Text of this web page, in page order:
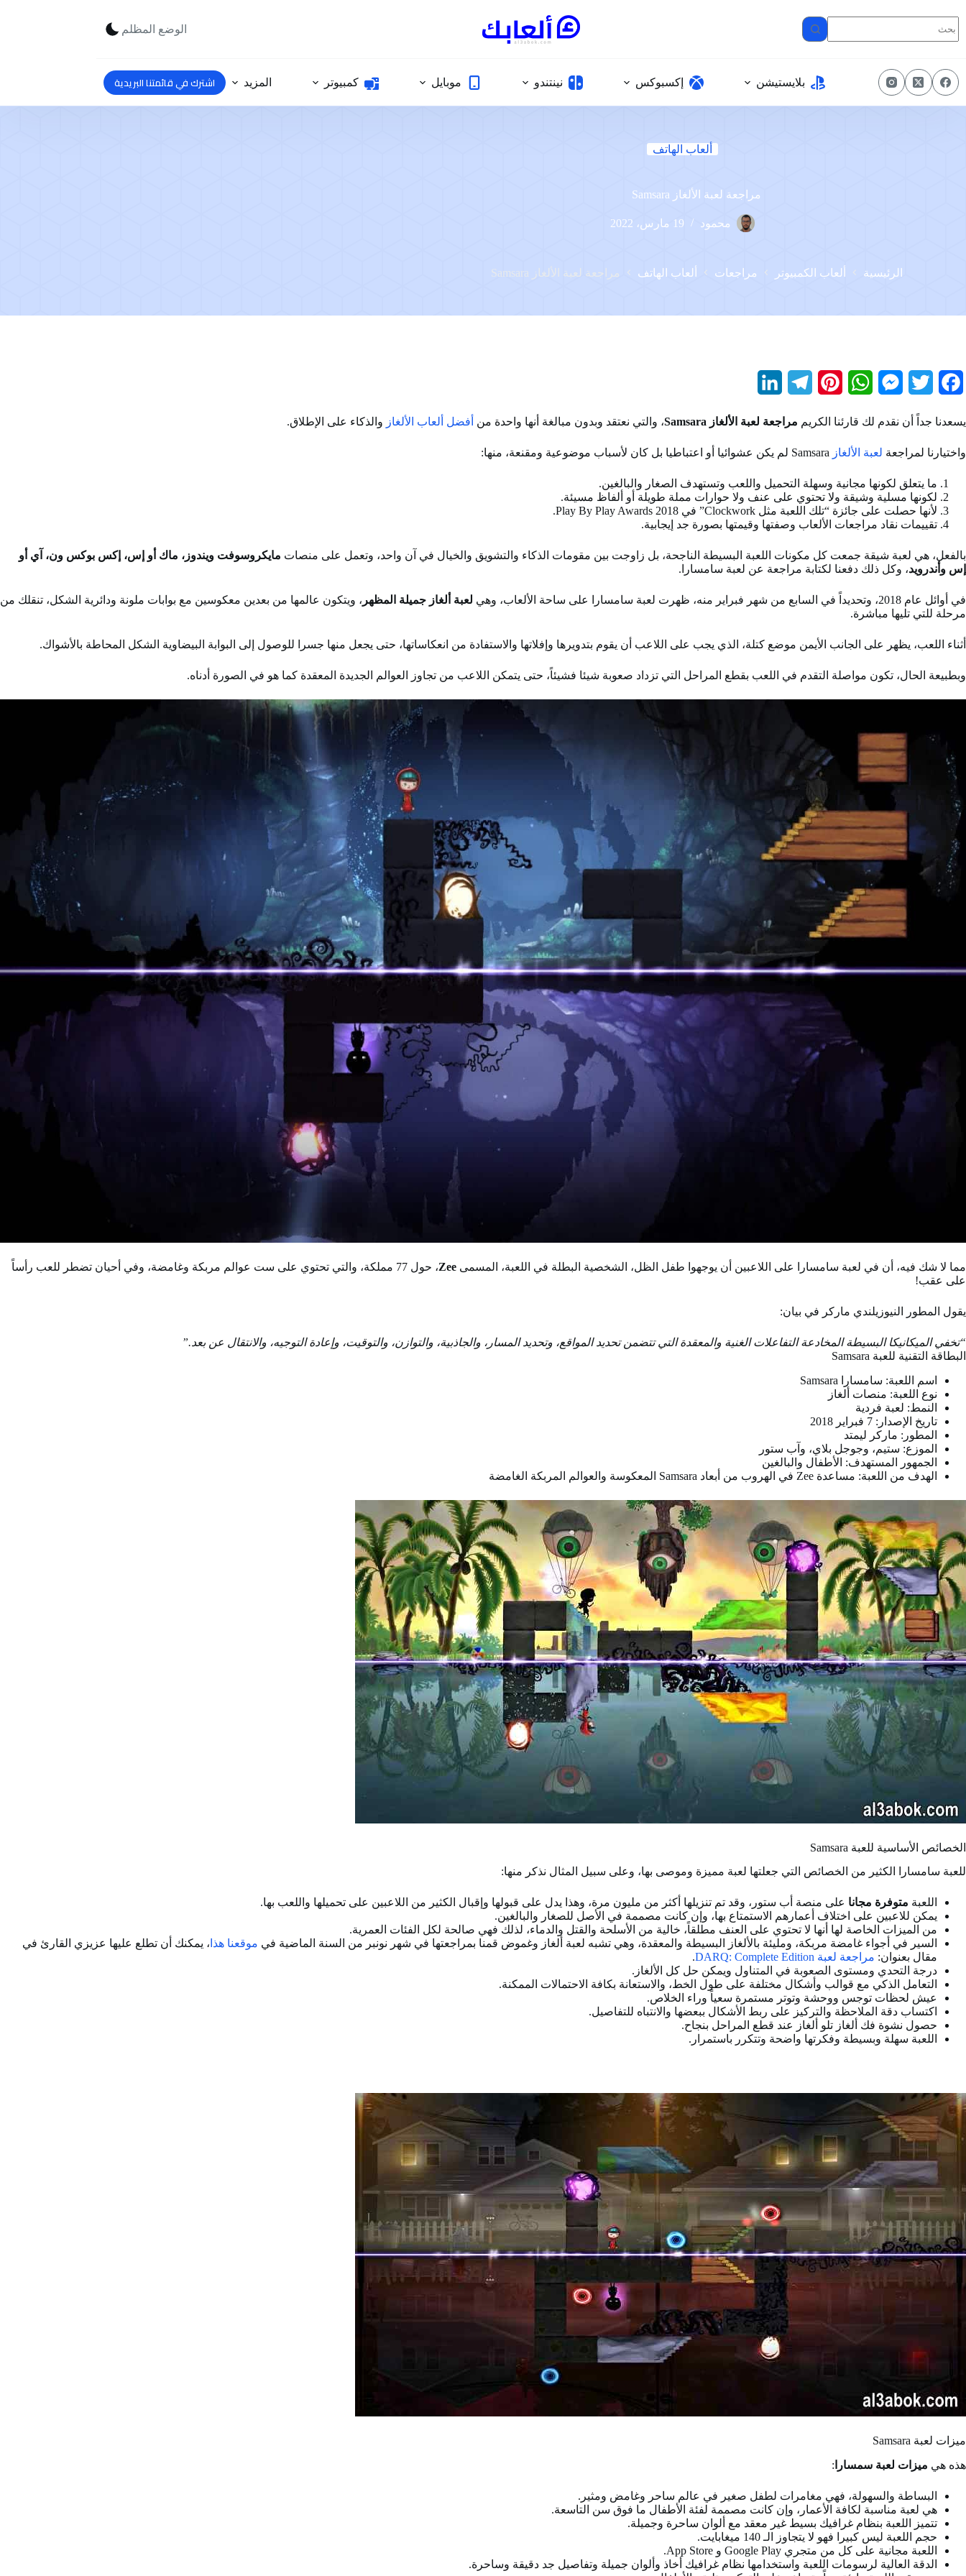
إلى
المحتوى
الوضع المظلم
بلايستيشن إكسبوكس نينتندو موبايل كمبيوتر المزيد اشترك في قائمتنا البريدية
ألعاب الهاتف
مراجعة لعبة الألغاز Samsara
محمود 19 مارس، 2022
الرئيسية ألعاب الكمبيوتر مراجعات ألعاب الهاتف مراجعة لعبة الألغاز Samsara
e
o
o
i
t
t
e
r
M
s
n
g
e
r
W
a
t
s
A
p
p
n
t
r
e
l
e
g
r
a
m
k
e
d
I
n
يسعدنا جداً أن نقدم لك قارئنا الكريم مراجعة لعبة الألغاز Samsara ، والتي نعتقد وبدون مبالغة أنها واحدة من أفضل ألعاب الألغاز والذكاء على الإطلاق.
واختيارنا لمراجعة لعبة الألغاز
ما يتعلق لكونها مجانية وسهلة التحميل واللعب وتستهدف الصغار والبالغين.
لكونها مسلية وشيقة ولا تحتوي على عنف ولا حوارات مملة طويلة أو ألفاظ مسيئة.
لأنها حصلت على جائزة “تلك اللعبة مثل Clockwork” في Play By Play Awards 2018.
تقييمات نقاد مراجعات الألعاب وصفتها وقيمتها بصورة جد إيجابية.
بالفعل، هي لعبة شيقة جمعت كل مكونات اللعبة البسيطة الناجحة، بل زاوجت بين مقومات الذكاء والتشويق والخيال في آن واحد، وتعمل على منصات مايكروسوفت ويندوز، ماك أو إس، إكس بوكس ون، آي أو
إس وأندرويد، وكل ذلك دفعنا لكتابة مراجعة عن لعبة سامسارا.
في أوائل عام 2018، وتحديداً في السابع من شهر فبراير منه، ظهرت لعبة سامسارا على ساحة الألعاب، وهي لعبة ألغاز جميلة المظهر ، ويتكون عالمها من بعدين معكوسين مع بوابات ملونة ودائرية الشكل، تنقلك من
مرحلة للتي تليها مباشرة.
أثناء اللعب، يظهر على الجانب الأيمن موضع كتلة، الذي يجب على اللاعب أن يقوم بتدويرها وإفلاتها والاستفادة من انعكاساتها، حتى يجعل منها جسرا للوصول إلى البوابة البيضاوية الشكل المحاطة بالأشواك.
وبطبيعة الحال، تكون مواصلة التقدم في اللعب بقطع المراحل التي تزداد صعوبة شيئا فشيئاً، حتى يتمكن اللاعب من تجاوز العوالم الجديدة المعقدة كما هو في الصورة أدناه.
مما لا شك فيه، أن في لعبة سامسارا على اللاعبين أن يوجهوا طفل الظل، الشخصية البطلة في اللعبة، المسمى
، حول 77 مملكة، والتي تحتوي على ست عوالم مربكة وغامضة، وفي أحيان تضطر للعب رأساً
على عقب!
يقول المطور النيوزيلندي ماركر في بيان:
“تخفي الميكانيكا البسيطة المخادعة التفاعلات الغنية والمعقدة التي تتضمن تحديد المواقع، وتحديد المسار، والجاذبية، والتوازن، والتوقيت، وإعادة التوجيه، والانتقال عن بعد.”
البطاقة التقنية للعبة Samsara
اسم اللعبة: سامسارا
Samsara
نوع اللعبة: منصات ألغاز
النمط: لعبة فردية
تاريخ الإصدار: 7 فبراير 2018
المطور: ماركر ليمتد
الموزع: ستيم، وجوجل بلاي، وآب ستور
الجمهور المستهدف: الأطفال والبالغين
الهدف من اللعبة: مساعدة Zee في الهروب من أبعاد Samsara المعكوسة والعوالم المربكة الغامضة
الخصائص الأساسية للعبة Samsara
للعبة سامسارا الكثير من الخصائص التي جعلتها لعبة مميزة وموصى بها، وعلى سبيل المثال نذكر منها:
اللعبة متوفرة مجانا على منصة أب ستور، وقد تم تنزيلها أكثر من مليون مرة، وهذا يدل على قبولها وإقبال الكثير من اللاعبين على تحميلها واللعب بها.
يمكن للاعبين على اختلاف أعمارهم الاستمتاع بها، وإن كانت مصممة في الأصل للصغار والبالغين.
من الميزات الخاصة لها أنها لا تحتوي على العنف مطلقاً، خالية من الأسلحة والقتل والدماء، لذلك فهي صالحة لكل الفئات العمرية.
السير في أجواء غامضة مربكة، ومليئة بالألغاز البسيطة والمعقدة، وهي تشبه لعبة ألغاز وغموض قمنا بمراجعتها في شهر نونبر من السنة الماضية في موقعنا هذا ، يمكنك أن تطلع عليها عزيزي القارئ في
مقال بعنوان: مراجعة لعبة DARQ: Complete Edition
.
درجة التحدي ومستوى الصعوبة في المتناول ويمكن حل كل الألغاز.
التعامل الذكي مع قوالب وأشكال مختلفة على طول الخط، والاستعانة بكافة الاحتمالات الممكنة.
عيش لحظات توجس ووحشة وتوتر مستمرة سعياً وراء الخلاص.
اكتساب دقة الملاحظة والتركيز على ربط الأشكال ببعضها والانتباه للتفاصيل.
حصول نشوة فك ألغاز تلو ألغاز عند قطع المراحل بنجاح.
اللعبة سهلة وبسيطة وفكرتها واضحة وتتكرر باستمرار.
ميزات لعبة Samsara
هذه هي ميزات لعبة سمسارا :
البساطة والسهولة، فهي مغامرات لطفل صغير في عالم ساحر وغامض ومثير.
هي لعبة مناسبة لكافة الأعمار، وإن كانت مصممة لفئة الأطفال ما فوق سن التاسعة.
تتميز اللعبة بنظام غرافيك بسيط غير معقد مع ألوان ساحرة وجميلة.
حجم اللعبة ليس كبيرا فهو لا يتجاوز الـ 140 ميغابايت.
اللعبة مجانية على كل من متجري Google Play و App Store.
الدقة العالية لرسومات اللعبة واستخدامها نظام غرافيك أخاذ وألوان جميلة وتفاصيل جد دقيقة وساحرة.